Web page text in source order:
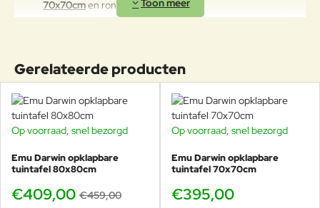
70x70cmen rond Ø60cm.
Vrijwel alle Emu barkrukken passen goed bij deze bartafel,
tuinmeubels van Emu.
De ronde Darwin tafel 80cm heeft een draagkracht van wel
100 kg!
Het gewicht is 15,7kg, deze waait dus niet zomaar weg.
Geschikt voor jarenlang intensief buitengebruik.
Kom de Darwin tafels en stoelen uitproberen in
Gerelateerde producten
-11%
Op voorraad, snel bezorgd
Emu Darwin opklapbare
tuintafel 80x80cm
€409,00 €459,00
Op voorraad, snel bezorgd
Emu Darwin opklapbare
tuintafel 70x70cm
€395,00